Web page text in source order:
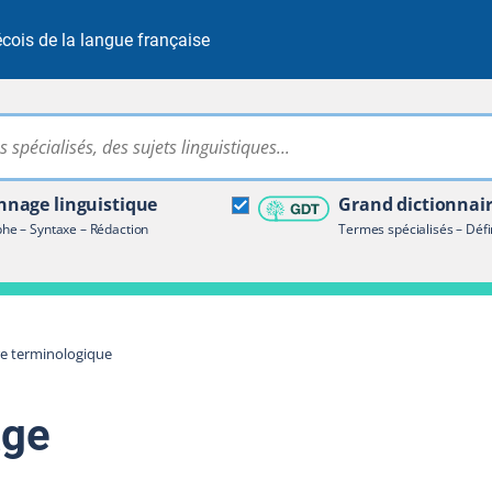
de la langue française
Rechercher dans tout le site
linguistique
– Syntaxe – Rédaction
Grand
Termes spécialisés –
terminologique
terminologique